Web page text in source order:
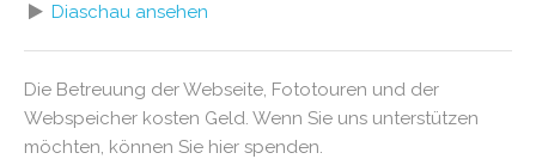
Diaschau ansehen
Die Betreuung der Webseite, Fototouren und der
Webspeicher kosten Geld. Wenn Sie uns unterstützen
möchten, können Sie hier spenden.